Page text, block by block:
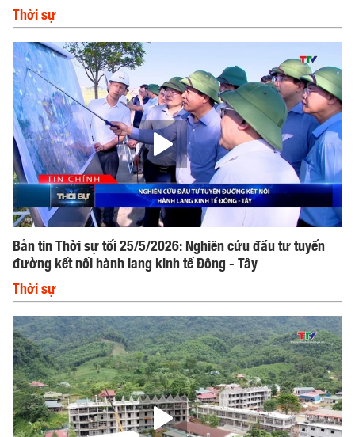
Thời sự
Bản tin Thời sự tối 25/5/2026: Nghiên cứu đầu tư tuyến
đường kết nối hành lang kinh tế Đông - Tây
Thời sự